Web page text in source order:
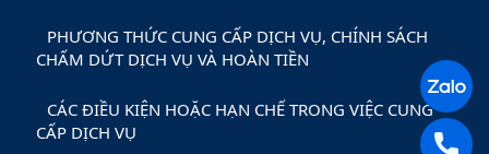
PHƯƠNG THỨC CUNG CẤP DỊCH VỤ, CHÍNH SÁCH
CHẤM DỨT DỊCH VỤ VÀ HOÀN TIỀN
CÁC ĐIỀU KIỆN HOẶC HẠN CHẾ TRONG VIỆC CUNG
CẤP DỊCH VỤ